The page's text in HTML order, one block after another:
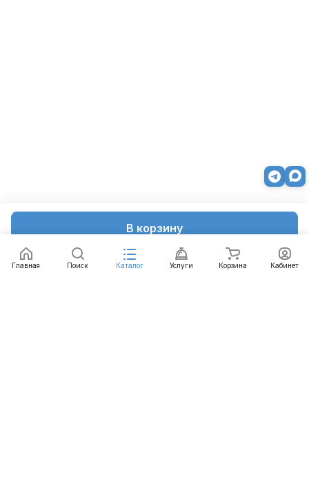
В корзину
Главная Поиск Каталог Услуги Корзина Кабинет